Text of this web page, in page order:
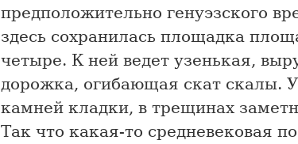
предположительно генуэзского
здесь сохранилась площадка
четыре. К ней ведет узенькая,
дорожка, огибающая скат скалы.
камней кладки, в трещинах
Так что какая-то средневековая